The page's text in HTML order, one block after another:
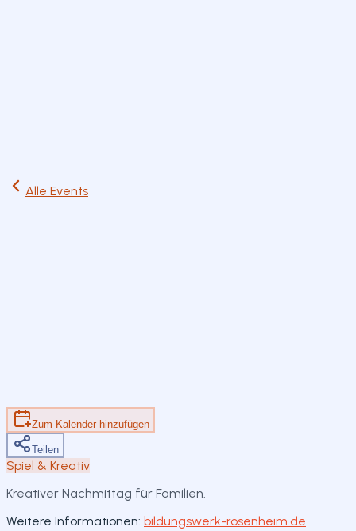
Alle Events
Teilen
Zum Kalender hinzufügen
Teilen
Spiel & Kreativ
Kreativer Nachmittag für Familien.
Weitere Informationen: bildungswerk-rosenheim.de